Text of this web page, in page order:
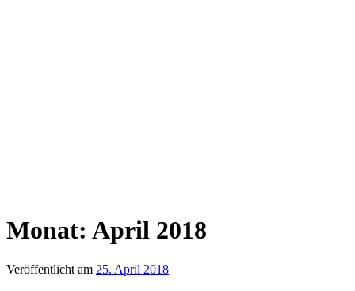
Monat: April 2018
Veröffentlicht am 25. April 2018